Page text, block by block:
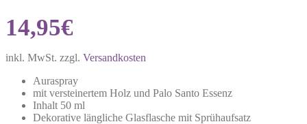
14,95€
inkl. MwSt. zzgl. Versandkosten
Auraspray
mit versteinertem Holz und Palo Santo Essenz
Inhalt 50 ml
Dekorative längliche Glasflasche mit Sprühaufsatz